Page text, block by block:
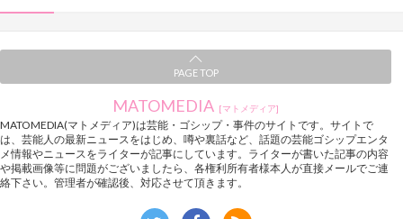
PAGE TOP
MATOMEDIA [マトメディア]
MATOMEDIA(マトメディア)は芸能・ゴシップ・事件のサイトです。サイトで
は、芸能人の最新ニュースをはじめ、噂や裏話など、話題の芸能ゴシップエンタ
メ情報やニュースをライターが記事にしています。ライターが書いた記事の内容
や掲載画像等に問題がございましたら、各権利所有者様本人が直接メールでご連
絡下さい。管理者が確認後、対応させて頂きます。